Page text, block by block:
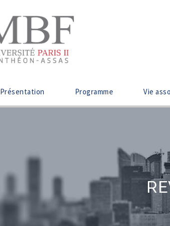
Présentation Programme Vie